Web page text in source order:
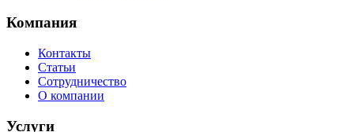
Компания
Контакты
Статьи
Сотрудничество
О компании
Услуги